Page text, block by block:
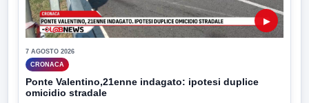
▶
7 AGOSTO 2026
CRONACA
Ponte Valentino,21enne indagato: ipotesi duplice
omicidio stradale